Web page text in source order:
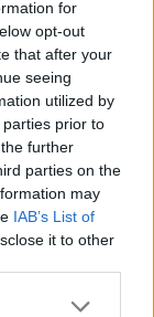
for
opt-out
that after your
seeing
utilized by
prior to
further
parties on the
may
IAB’s List of
it to other
e
storia e un
di forza ha
più
come una più
accesso
le tematiche
nel 2025?